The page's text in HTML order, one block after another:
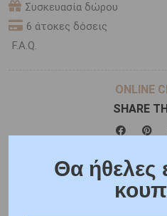
Συσκευασία δώρου
6 άτοκες δόσεις
F.A.Q.
ONLINE
SHARE
Χαρακτηριστικά
Θα ήθελες